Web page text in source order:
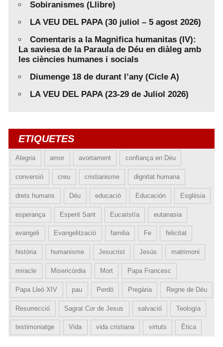
Sobiranismes (Llibre)
LA VEU DEL PAPA (30 juliol – 5 agost 2026)
Comentaris a la Magnifica humanitas (IV):
La saviesa de la Paraula de Déu en diàleg amb
les ciències humanes i socials
Diumenge 18 de durant l’any (Cicle A)
LA VEU DEL PAPA (23-29 de Juliol 2026)
ETIQUETES
Alegria amor avortament confiança en Déu
conversió creu cristianisme dignitat humana
drets humans Déu educació Educación Esglèsia
esperança Esperit Sant Eucaristía eutanasia
evangeli Evangelització familia Fe felicitat
història humanisme Jesucrist Jesús matrimoni
miracle Misericòrdia Mort Papa Francesc
Papa Lleó XIV pau Perdó Pregària Regne de Déu
Resurrecció Sagrat Cor de Jesus salvació Teología
testimoniatge Vida vida cristiana virtuts Ética